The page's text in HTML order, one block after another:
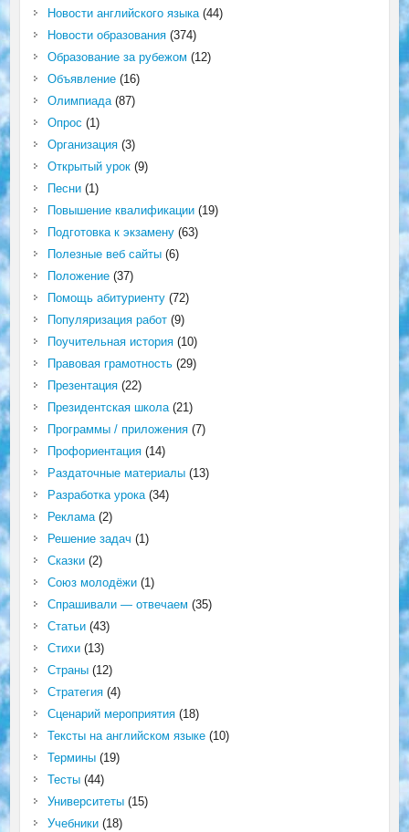
Новости английского языка(44)
Новости образования(374)
Образование за рубежом (12)
Объявление(16)
Олимпиада(87)
Опрос (1)
Организация(3)
Открытый урок(9)
Песни(1)
Повышение квалификации(19)
Подготовка к экзамену(63)
Полезные веб сайты(6)
Положение(37)
Помощь абитуриенту(72)
Популяризация работ(9)
Поучительная история(10)
Правовая грамотность(29)
Презентация(22)
Президентская школа(21)
Программы / приложения(7)
Профориентация(14)
Раздаточные материалы(13)
Разработка урока(34)
Реклама(2)
Решение задач (1)
Сказки(2)
Союз молодёжи(1)
Спрашивали — отвечаем (35)
Статьи(43)
Стихи(13)
Страны(12)
Стратегия(4)
Сценарий мероприятия(18)
Тексты на английском языке(10)
Термины(19)
Тесты(44)
Университеты(15)
Учебники(18)